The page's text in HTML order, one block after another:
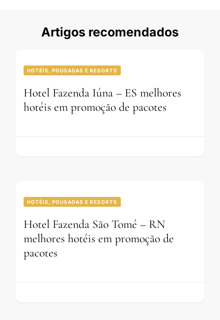
Artigos recomendados
HOTÉIS, POUSADAS E RESORTS
Hotel Fazenda Iúna – ES melhores
hotéis em promoção de pacotes
HOTÉIS, POUSADAS E RESORTS
Hotel Fazenda São Tomé – RN
melhores hotéis em promoção de
pacotes